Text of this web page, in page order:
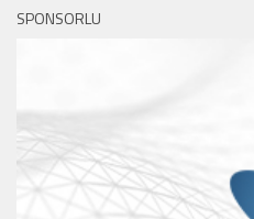
SPONSORLU